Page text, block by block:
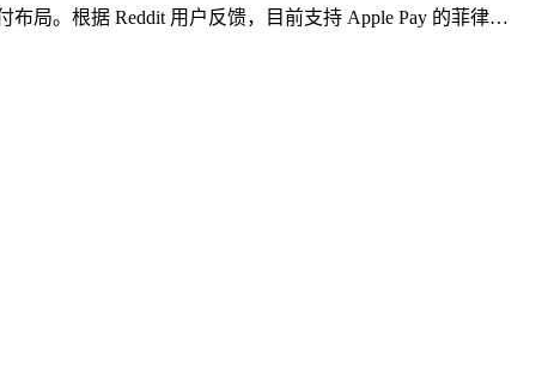
局。根据 Reddit 用户反馈，目前支持 Apple Pay 的菲律…